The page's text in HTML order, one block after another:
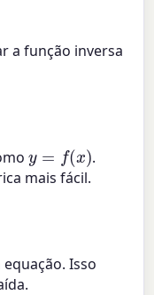
a função inversa
x)
.
mais fácil.
Isso